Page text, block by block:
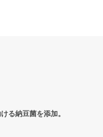
る納豆菌を添加。